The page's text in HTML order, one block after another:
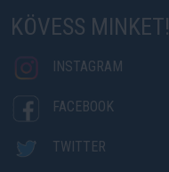
KÖVESS MINKET!
INSTAGRAM
FACEBOOK
TWITTER